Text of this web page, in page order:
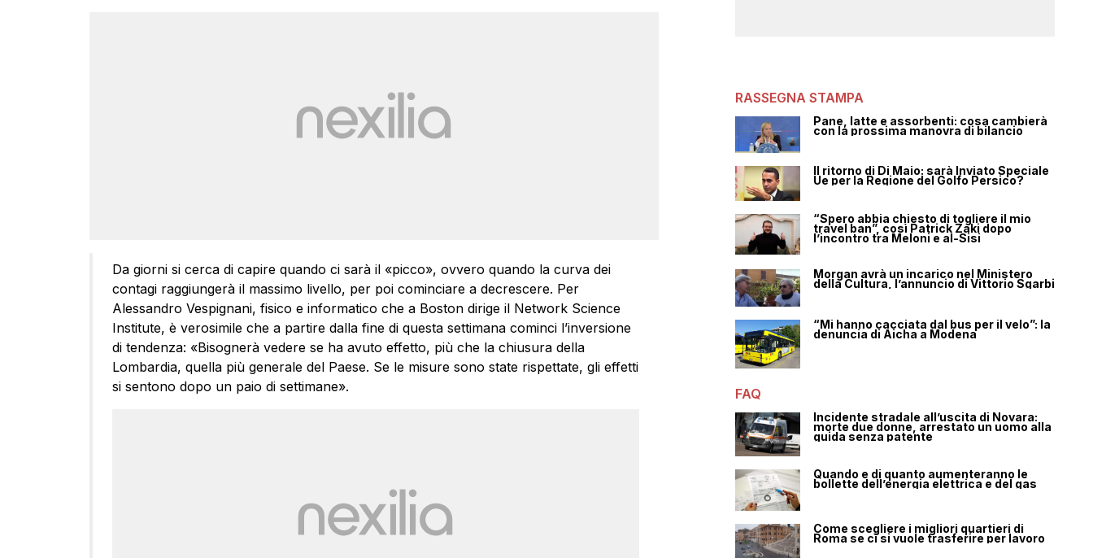
Da giorni si cerca di capire quando ci sarà il «picco», ovvero quando la curva dei
contagi raggiungerà il massimo livello, per poi cominciare a decrescere. Per
Alessandro Vespignani, fisico e informatico che a Boston dirige il Network Science
Institute, è verosimile che a partire dalla fine di questa settimana cominci l’inversione
di tendenza: «Bisognerà vedere se ha avuto effetto, più che la chiusura della
Lombardia, quella più generale del Paese. Se le misure sono state rispettate, gli effetti
si sentono dopo un paio di settimane».
RASSEGNA STAMPA
Pane, latte e assorbenti: cosa cambierà
con la prossima manovra di bilancio
Il ritorno di Di Maio: sarà Inviato Speciale
Ue per la Regione del Golfo Persico?
“Spero abbia chiesto di togliere il mio
travel ban”, così Patrick Zaki dopo
l’incontro tra Meloni e al-Sisi
Morgan avrà un incarico nel Ministero
della Cultura, l’annuncio di Vittorio Sgarbi
“Mi hanno cacciata dal bus per il velo”: la
denuncia di Aicha a Modena
FAQ
Incidente stradale all’uscita di Novara:
morte due donne, arrestato un uomo alla
guida senza patente
Quando e di quanto aumenteranno le
bollette dell’energia elettrica e del gas
Come scegliere i migliori quartieri di
Roma se ci si vuole trasferire per lavoro